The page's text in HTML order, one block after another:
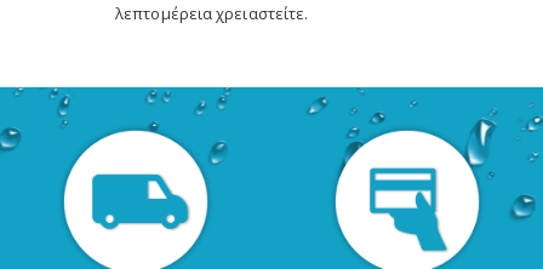
λεπτομέρεια χρειαστείτε.